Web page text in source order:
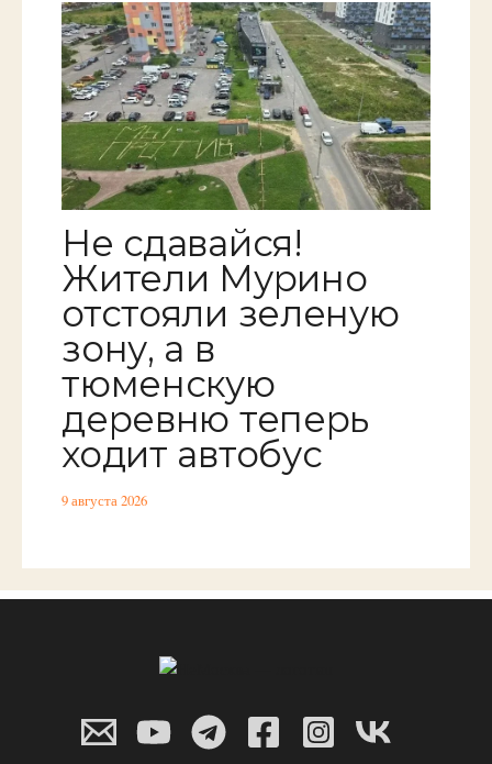
Не сдавайся!
Жители Мурино
отстояли зеленую
зону, а в
тюменскую
деревню теперь
ходит автобус
9 августа 2026